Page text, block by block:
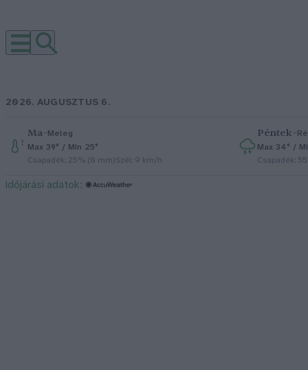
2026. AUGUSZTUS 6.
Ma–Meleg
Max 39° / Min 25°
Csapadék: 25% (0 mm)Szél: 9 km/h
Péntek–
Max 34° /
Csapadék:
időjárási adatok: